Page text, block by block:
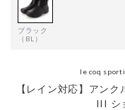
ブラック
（BL）
le coq
【レイン対応】アン
III シ